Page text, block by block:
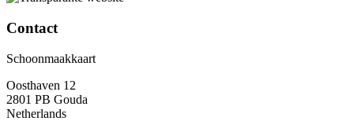
Contact
Schoonmaakkaart
Oosthaven 12
2801 PB Gouda
Netherlands